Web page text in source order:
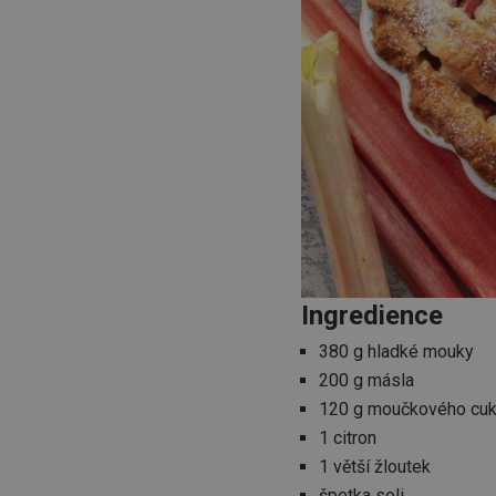
Ingredience
380 g hladké mouky
200 g másla
120 g moučkového
1 citron
1 větší žloutek